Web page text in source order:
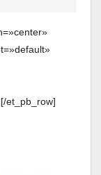
et_pb_row]